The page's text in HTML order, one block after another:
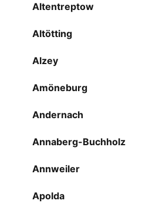
Altentreptow
Altötting
Alzey
Amöneburg
Andernach
Annaberg-Buchholz
Annweiler
Apolda